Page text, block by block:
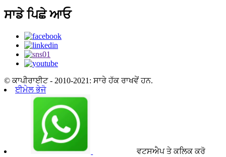
ਸਾਡੇ ਪਿਛੇ ਆਓ
© ਕਾਪੀਰਾਈਟ - 2010-2021: ਸਾਰੇ ਹੱਕ ਰਾਖਵੇਂ ਹਨ.
ਈਮੇਲ ਭੇਜੋ
ਵਟਸਐਪ ਤੇ ਕਲਿਕ ਕਰੋ